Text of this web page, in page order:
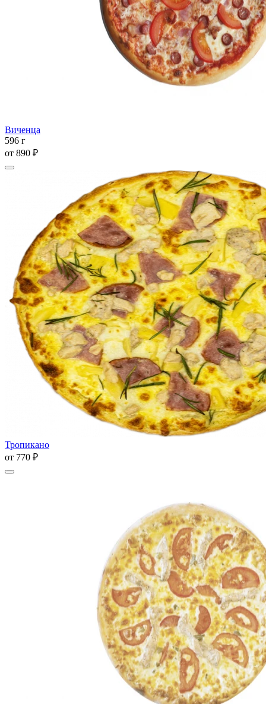
Виченца
596 г
от 890 ₽
Тропикано
от 770 ₽